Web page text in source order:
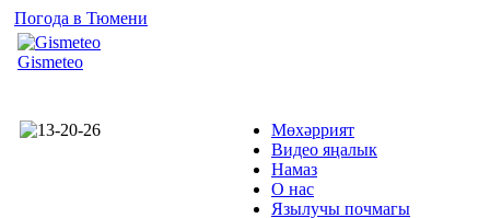
Погода в Тюмени
Gismeteo
Мөхәррият
Видео яңалык
Намаз
О нас
Язылучы почмагы